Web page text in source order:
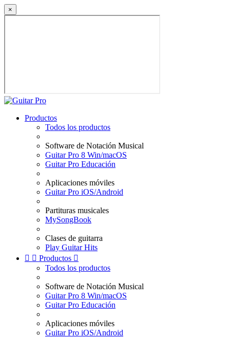
×
Productos
Todos los productos
Software de Notación Musical
Guitar Pro 8 Win/macOS
Guitar Pro Educación
Aplicaciones móviles
Guitar Pro iOS/Android
Partituras musicales
MySongBook
Clases de guitarra
Play Guitar Hits
  Productos 
Todos los productos
Software de Notación Musical
Guitar Pro 8 Win/macOS
Guitar Pro Educación
Aplicaciones móviles
Guitar Pro iOS/Android